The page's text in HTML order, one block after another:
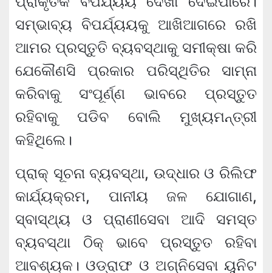
ସମ୍ଭାବ୍ୟ ବିପର୍ଯ୍ୟୟକୁ ଆଖିଆଗରେ ରଖି
ଆମର ପ୍ରସ୍ତୁତି ବ୍ୟବସ୍ଥାକୁ ସମୀକ୍ଷା କରି
ଯେକୌଣସି ପ୍ରକାର ପରିସ୍ଥିତିର ସାମ୍‌ନା
କରିବାକୁ ସଂପୂର୍ଣ୍ଣ ଭାବରେ ପ୍ରସ୍ତୁତ
ରହିବାକୁ ପଡିବ ବୋଲି ମୁଖ୍ୟମନ୍ତ୍ରୀ
କହିଥିଲେ।
ପ୍ରାକ୍‌ ସୂଚନା ବ୍ୟବସ୍ଥା, ଉଦ୍ଧାର ଓ ରିଲିଫ
କାର୍ଯ୍ୟକ୍ରମ, ପାନୀୟ ଜଳ ଯୋଗାଣ,
ସ୍ବାସ୍ଥ୍ୟ ଓ ପ୍ରାଣୀସେବା ଆଦି ସମସ୍ତ
ବ୍ୟବସ୍ଥା ଠିକ୍‌ ଭାବେ ପ୍ରସ୍ତୁତ ରହିବା
ଆବଶ୍ୟକ। ଓଡ୍ରାଫ ଓ ଅଗ୍ନିସେବା ୟୁନିଟ